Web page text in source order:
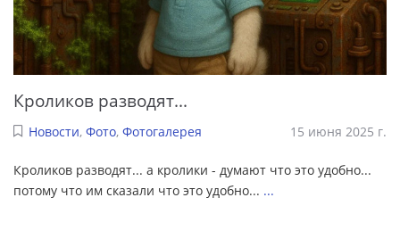
Кроликов разводят...
Новости, Фото, Фотогалерея 15 июня 2025 г.
Кроликов разводят... а кролики - думают что это удобно...
потому что им сказали что это удобно... ...